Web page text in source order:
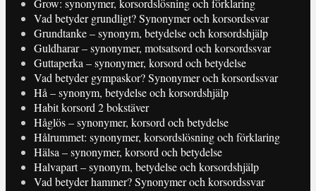
Grow: synonymer, korsordslösning och förklaring
Vad betyder grundligt? Synonymer och korsordssvar
Grundtanke – synonym, betydelse och korsordshjälp
Guldharar – synonymer, motsatsord och korsordssvar
Guttaperka – synonymer, korsord och betydelse
Vad betyder gympaskor? Synonymer och korsordssvar
Hå – synonym, betydelse och korsordshjälp
Habit korsord 2 bokstäver
Håglös – synonymer, korsord och betydelse
Hålrummet: synonymer, korsordslösning och förklaring
Hälsa – synonymer, korsord och betydelse
Halvapart – synonym, betydelse och korsordshjälp
Vad betyder hammer? Synonymer och korsordssvar